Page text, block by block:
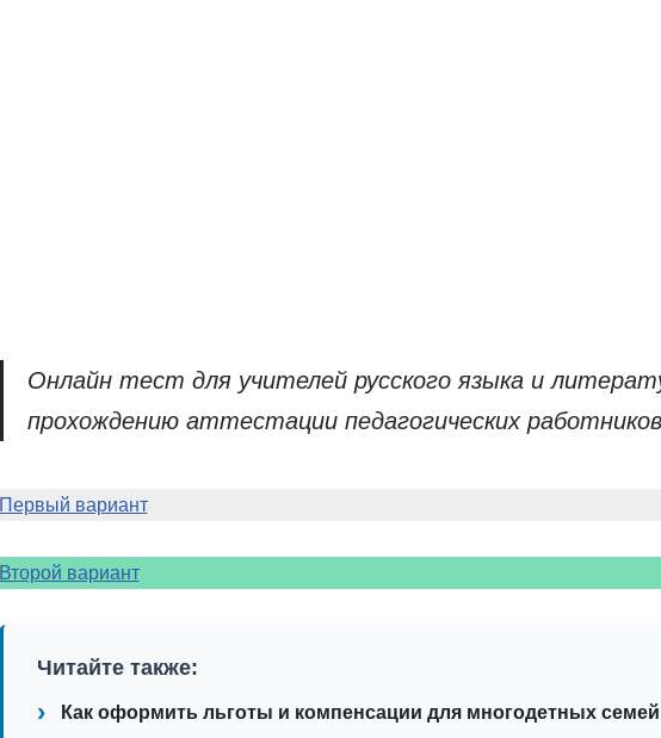
Онлайн тест для учителей русского языка и
прохождению аттестации педагогических
Первый вариант
Второй вариант
Читайте также:
Как оформить льготы и компенсации для многодетных